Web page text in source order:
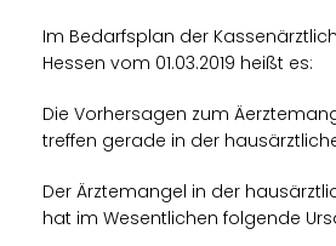
Im Bedarfsplan der
Hessen vom 01.03.2019 heißt es:
Die Vorhersagen zum
treffen gerade in der
Der Ärztemangel in der
hat im Wesentlichen folgende